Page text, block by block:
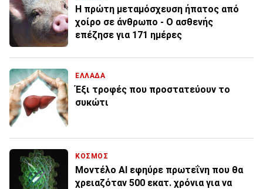
Η πρώτη μεταμόσχευση ήπατος από
χοίρο σε άνθρωπο - Ο ασθενής
επέζησε για 171 ημέρες
ΕΛΛΑΔΑ
Έξι τροφές που προστατεύουν το
συκώτι
ΚΟΣΜΟΣ
Μοντέλο ΑΙ εφηύρε πρωτεΐνη που θα
χρειαζόταν 500 εκατ. χρόνια για να